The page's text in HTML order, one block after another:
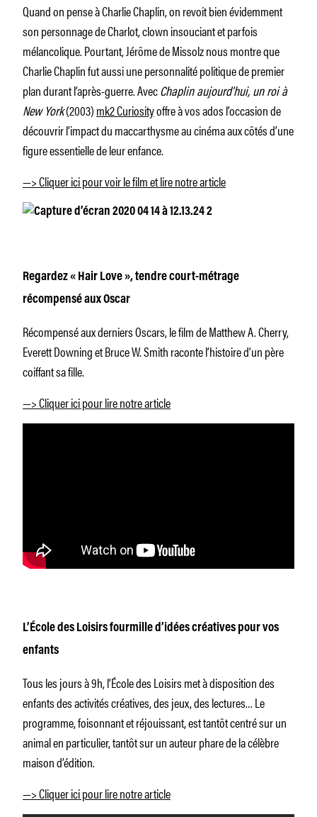
Quand on pense à Charlie Chaplin, on revoit bien évidemment
son personnage de Charlot, clown insouciant et parfois
mélancolique. Pourtant, Jérôme de Missolz nous montre que
Charlie Chaplin fut aussi une personnalité politique de premier
plan durant l’après-guerre. AvecChaplin aujourd’hui, un roi à
New York(2003)mk2 Curiosityoffre à vos ados l’occasion de
découvrir l’impact du maccarthysme au cinéma aux côtés d’une
figure essentielle de leur enfance.
—> Cliquer ici pour voir le film et lire notre article
Regardez « Hair Love », tendre court-métrage
récompensé aux Oscar
Récompensé aux derniers Oscars, le film de Matthew A. Cherry,
Everett Downing et Bruce W. Smith raconte l’histoire d’un père
coiffant sa fille.
—> Cliquer ici pour lire notre article
L’École des Loisirs fourmille d’idées créatives pour vos
enfants
Tous les jours à 9h, l’École des Loisirs met à disposition des
enfants des activités créatives, des jeux, des lectures… Le
programme, foisonnant et réjouissant, est tantôt centré sur un
animal en particulier, tantôt sur un auteur phare de la célèbre
maison d’édition.
—> Cliquer ici pour lire notre article